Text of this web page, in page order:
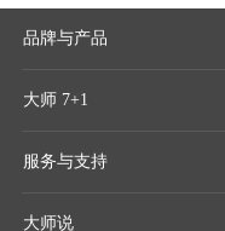
品牌与产品
大师 7+1
服务与支持
大师说